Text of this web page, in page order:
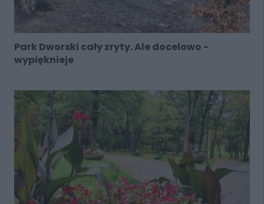
Park Dworski cały zryty. Ale docelowo -
wypięknieje